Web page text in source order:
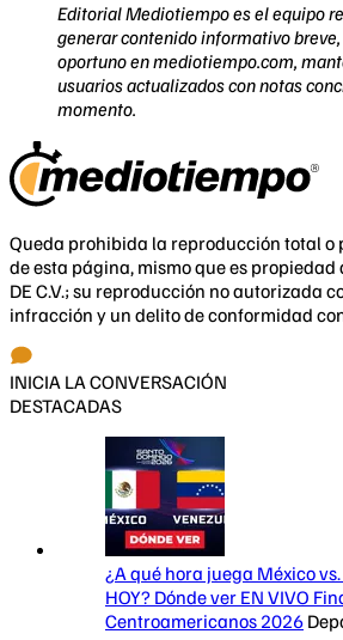
Editorial Mediotiempo es el equipo
generar contenido informativo
oportuno en mediotiempo.com,
usuarios actualizados con notas
momento.
Queda prohibida la reproducción total o
de esta página, mismo que es propiedad
DE C.V.; su reproducción no autorizada
infracción y un delito de conformidad
INICIA LA CONVERSACIÓN
DESTACADAS
¿A qué hora juega México
HOY? Dónde ver EN VIVO
Centroamericanos 2026